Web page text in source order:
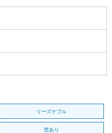
リーズナブル
窓あり